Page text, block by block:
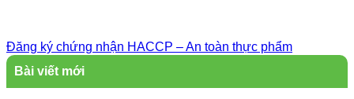
Đăng ký chứng nhận HACCP – An toàn thực phẩm
Bài viết mới